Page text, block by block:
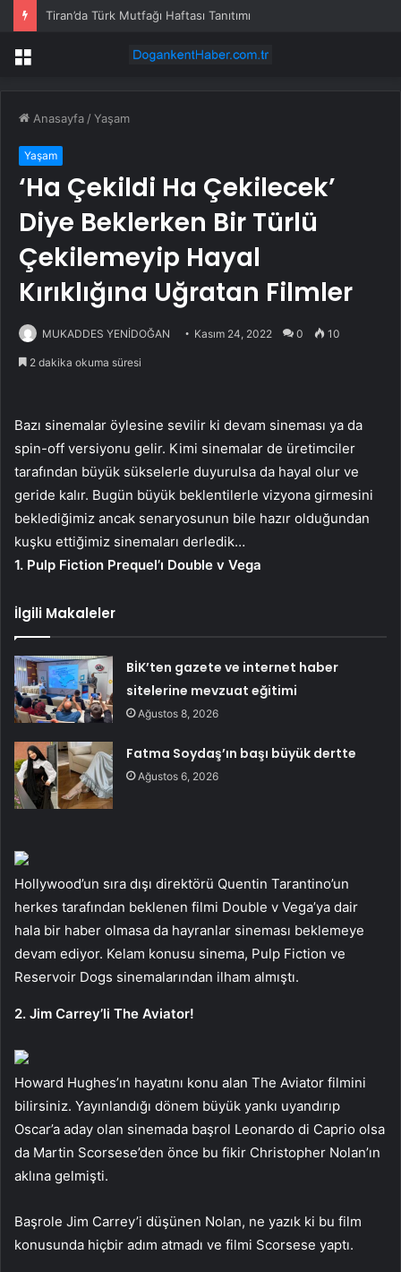
Tiran’da Türk Mutfağı Haftası Tanıtımı
Menü
Anasayfa /Yaşam
Yaşam
‘Ha Çekildi Ha Çekilecek’
Diye Beklerken Bir Türlü
Çekilemeyip Hayal
Kırıklığına Uğratan Filmler
MUKADDES YENİDOĞAN Kasım 24, 2022 0 10
2 dakika okuma süresi
Bazı sinemalar öylesine sevilir ki devam sineması ya da
spin-off versiyonu gelir. Kimi sinemalar de üretimciler
tarafından büyük sükselerle duyurulsa da hayal olur ve
geride kalır. Bugün büyük beklentilerle vizyona girmesini
beklediğimiz ancak senaryosunun bile hazır olduğundan
kuşku ettiğimiz sinemaları derledik…
1. Pulp Fiction Prequel’ı Double v Vega
İlgili Makaleler
BİK’ten gazete ve internet haber
sitelerine mevzuat eğitimi
Ağustos 8, 2026
Fatma Soydaş’ın başı büyük dertte
Ağustos 6, 2026
Hollywood’un sıra dışı direktörü Quentin Tarantino’un
herkes tarafından beklenen filmi Double v Vega’ya dair
hala bir haber olmasa da hayranlar sineması beklemeye
devam ediyor. Kelam konusu sinema, Pulp Fiction ve
Reservoir Dogs sinemalarından ilham almıştı.
2. Jim Carrey’li The Aviator!
Howard Hughes’ın hayatını konu alan The Aviator filmini
bilirsiniz. Yayınlandığı dönem büyük yankı uyandırıp
Oscar’a aday olan sinemada başrol Leonardo di Caprio olsa
da Martin Scorsese’den önce bu fikir Christopher Nolan’ın
aklına gelmişti.
Başrole Jim Carrey’i düşünen Nolan, ne yazık ki bu film
konusunda hiçbir adım atmadı ve filmi Scorsese yaptı.